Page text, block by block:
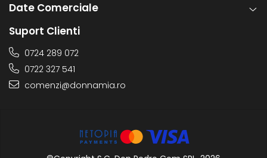
Date Comerciale
Suport Clienti
0724 289 072
0722 327 541
comenzi@donnamia.ro